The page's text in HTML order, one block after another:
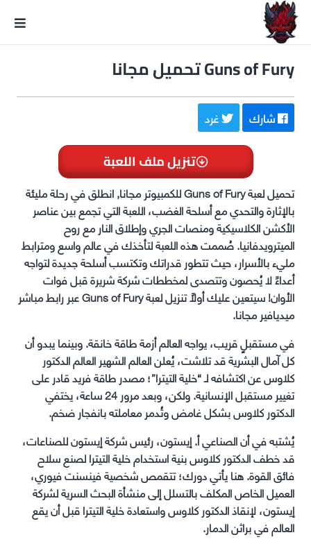
Guns of Fury تحميل مجانا
شارك غرد
تنزيل ملف اللعبة
تحميل لعبة Guns of Fury للكمبيوتر مجانا, انطلق في رحلة مليئة
بالإثارة والتحدي مع أسلحة الغضب، اللعبة التي تجمع بين عناصر
الأكشن الكلاسيكية ومنصات الجري وإطلاق النار مع روح
الميترويدفانيا. صُممت هذه اللعبة لتأخذك في عالم واسع ومترابط
مليء بالأسرار، حيث تتطور قدراتك وتكتسب أسلحة جديدة لتواجه
أعداءً لا يُحصون وتتصدى لمخططات شركة شريرة قبل فوات
الأوان! سيتعين عليك أولاً تنزيل لعبة Guns of Fury عبر رابط مباشر
ميديافير مجانا.
في مستقبلٍ قريب، يواجه العالم أزمة طاقة خانقة. وبينما يبدو أن
كل آمال البشرية قد تلاشت، يُعلن العالم الشهير العالم الدكتور
كلاوس عن اكتشافه لـ “خلية التيترا”؛ مصدر طاقة فريد قادر على
تغيير مستقبل الإنسانية. ولكن، وبعد مرور 24 ساعة، يختفي
الدكتور كلاوس بشكل غامض وتُدمر معاملته بانفجار ضخم.
يُشتبه في أن الصناعي أ. إيستون، رئيس شركة إيستون للصناعات،
قد خطف الدكتور كلاوس بنية استخدام خلية التيترا لصنع سلاح
فائق القوة. هنا يأتي دورك؛ تتقمص شخصية فينسنت فيوري،
العميل الخاص المكلف بالتسلل إلى منشأة البحث السرية لشركة
إيستون، لإنقاذ الدكتور كلاوس واستعادة خلية التيترا قبل أن يقع
العالم في براثن الدمار.